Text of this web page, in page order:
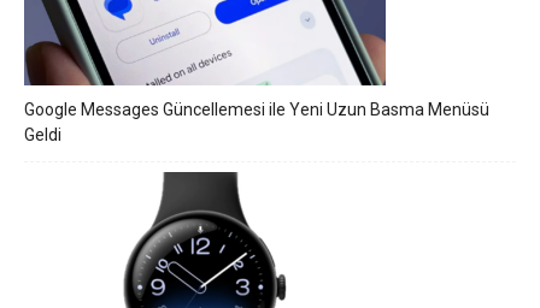
Google Messages Güncellemesi ile Yeni Uzun Basma Menüsü
Geldi